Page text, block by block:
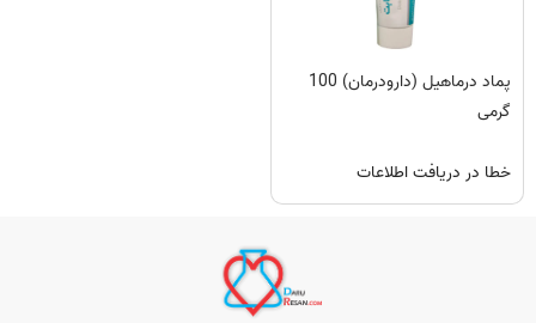
پماد درماهیل (دارودرمان) 100
گرمی
خطا در دریافت اطلاعات